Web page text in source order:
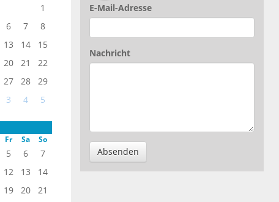
1
6 7
8
13 14
15
20 21
22
27 28
29
3 4 5
Fr Sa So
5 6
7
12 13
14
19 20
21
E-Mail-Adresse
Nachricht
Absenden